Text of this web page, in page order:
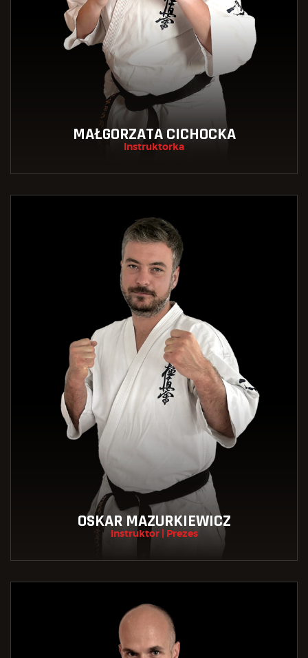
MAŁGORZATA CICHOCKA
Instruktorka
OSKAR MAZURKIEWICZ
Instruktor | Prezes